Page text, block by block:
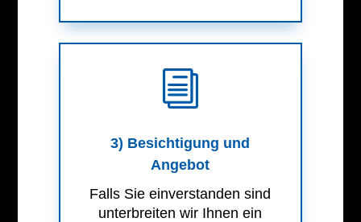
i
3) Besichtigung und
Angebot
Falls Sie einverstanden sind
unterbreiten wir Ihnen ein